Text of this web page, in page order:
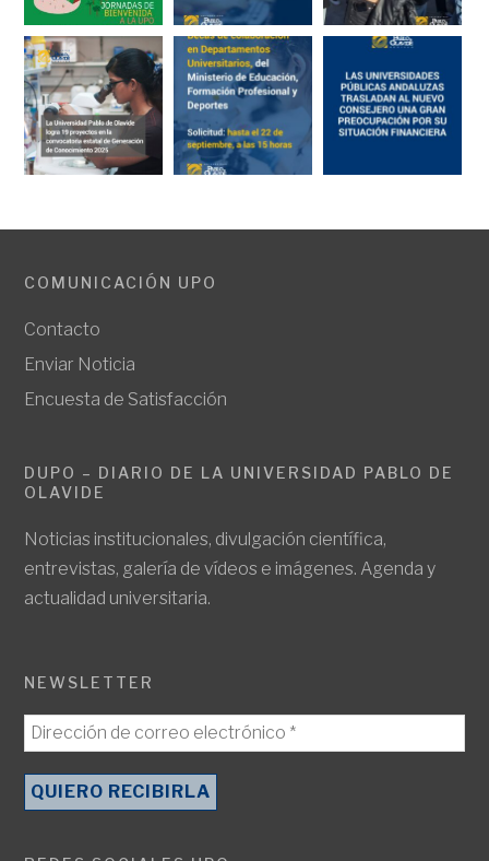
COMUNICACIÓN UPO
Contacto
Enviar Noticia
Encuesta de Satisfacción
DUPO – DIARIO DE LA UNIVERSIDAD PABLO DE
OLAVIDE
Noticias institucionales, divulgación científica,
entrevistas, galería de vídeos e imágenes. Agenda y
actualidad universitaria.
NEWSLETTER